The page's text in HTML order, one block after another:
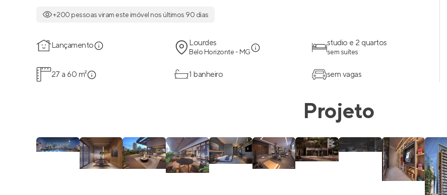
+200 pessoas viram este imóvel nos últimos 90 dias
Lançamento Lourdes
Belo Horizonte - MG
studio e 2 quartos
sem suítes
27 a 60 m² 1 banheiro sem vagas
Projeto